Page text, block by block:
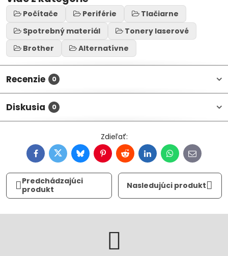
Počítače Periférie
Tlačiarne
Spotrebný materiál
Tonery laserové
Brother
Alternatívne
Recenzie 0
Diskusia 0
FacebookTwitterBlueskyPinterestRedditLinkedInWhatsApp
E-
mail
Predchádzajúci
produkt
Nasledujúci produkt